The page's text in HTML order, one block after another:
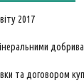
2017
та договором